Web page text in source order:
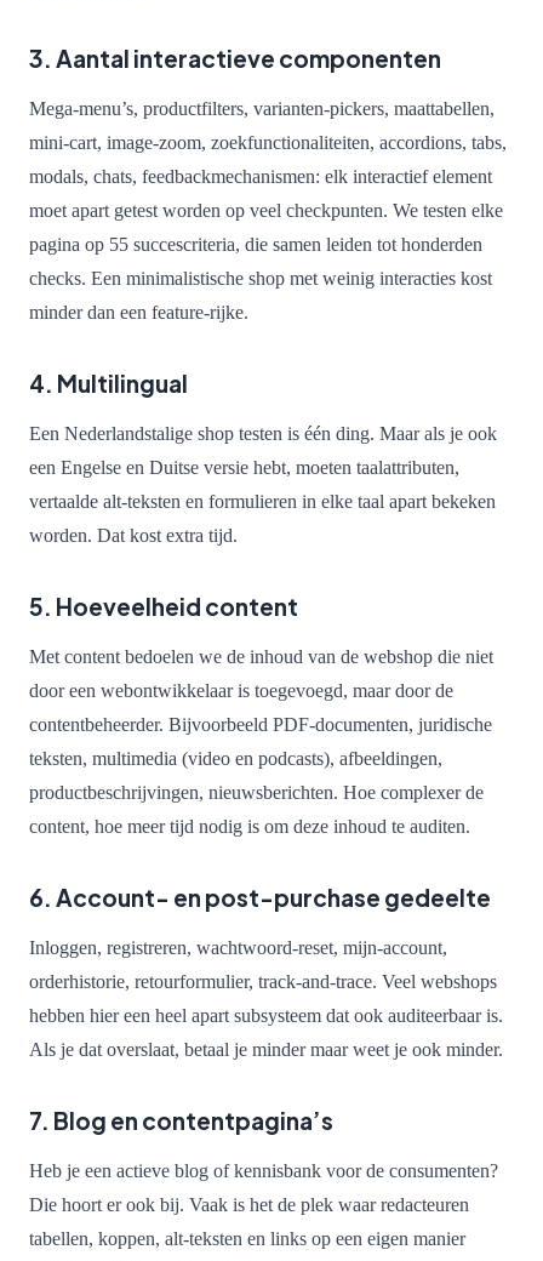
3. Aantal interactieve componenten
Mega-menu’s, productfilters, varianten-pickers, maattabellen,
mini-cart, image-zoom, zoekfunctionaliteiten, accordions, tabs,
modals, chats, feedbackmechanismen: elk interactief element
moet apart getest worden op veel checkpunten. We testen elke
pagina op 55 succescriteria, die samen leiden tot honderden
checks. Een minimalistische shop met weinig interacties kost
minder dan een feature-rijke.
4. Multilingual
Een Nederlandstalige shop testen is één ding. Maar als je ook
een Engelse en Duitse versie hebt, moeten taalattributen,
vertaalde alt-teksten en formulieren in elke taal apart bekeken
worden. Dat kost extra tijd.
5. Hoeveelheid content
Met content bedoelen we de inhoud van de webshop die niet
door een webontwikkelaar is toegevoegd, maar door de
contentbeheerder. Bijvoorbeeld PDF-documenten, juridische
teksten, multimedia (video en podcasts), afbeeldingen,
productbeschrijvingen, nieuwsberichten. Hoe complexer de
content, hoe meer tijd nodig is om deze inhoud te auditen.
6. Account- en post-purchase gedeelte
Inloggen, registreren, wachtwoord-reset, mijn-account,
orderhistorie, retourformulier, track-and-trace. Veel webshops
hebben hier een heel apart subsysteem dat ook auditeerbaar is.
Als je dat overslaat, betaal je minder maar weet je ook minder.
7. Blog en contentpagina’s
Heb je een actieve blog of kennisbank voor de consumenten?
Die hoort er ook bij. Vaak is het de plek waar redacteuren
tabellen, koppen, alt-teksten en links op een eigen manier